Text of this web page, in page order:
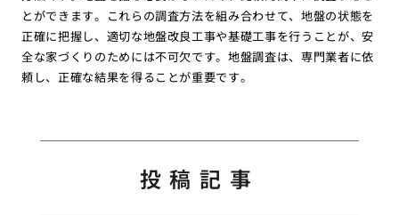
とができます。これらの調査方法を組み合わせて、地盤の状態を
正確に把握し、適切な地盤改良工事や基礎工事を行うことが、安
全な家づくりのためには不可欠です。地盤調査は、専門業者に依
頼し、正確な結果を得ることが重要です。
投稿記事